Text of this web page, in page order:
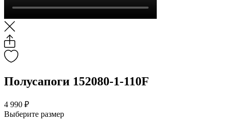
Полусапоги 152080-1-110F
4 990 ₽
Выберите размер